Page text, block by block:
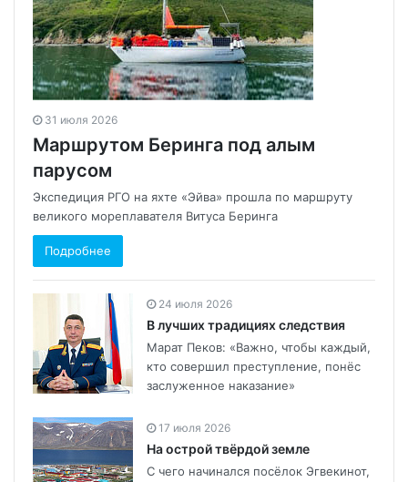
31 июля 2026
Маршрутом Беринга под алым
парусом
Экспедиция РГО на яхте «Эйва» прошла по маршруту
великого мореплавателя Витуса Беринга
Подробнее
24 июля 2026
В лучших традициях следствия
Марат Пеков: «Важно, чтобы каждый,
кто совершил преступление, понёс
заслуженное наказание»
17 июля 2026
На острой твёрдой земле
С чего начинался посёлок Эгвекинот,